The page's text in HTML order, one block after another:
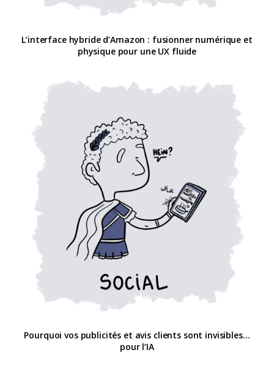
L’interface hybride d’Amazon : fusionner numérique et
physique pour une UX fluide
Pourquoi vos publicités et avis clients sont invisibles…
pour l’IA